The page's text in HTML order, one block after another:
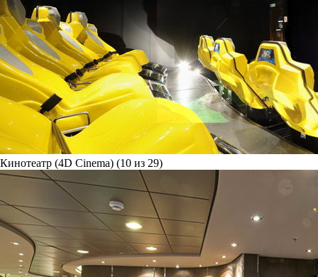
Кинотеатр (4D Cinema) (10 из 29)